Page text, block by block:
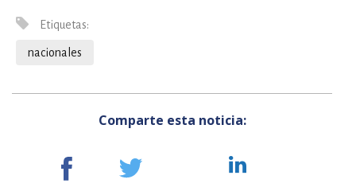
Etiquetas:
nacionales
Comparte esta noticia: